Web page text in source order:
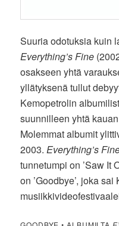
Suuria odotuksia kuin
Everything’s Fine
osakseen yhtä
yllätyksenä tullut
Kemopetrolin
suunnilleen yhtä
Molemmat albumit
2003.Everything’s
tunnetumpi on ’Saw It
on ’Goodbye’, joka